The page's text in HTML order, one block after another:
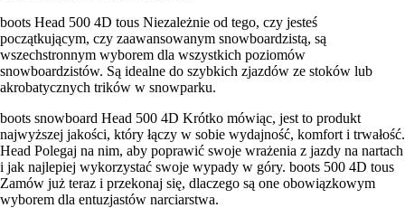
boots Head 500 4D tous Niezależnie od tego, czy jesteś
początkującym, czy zaawansowanym snowboardzistą, są
wszechstronnym wyborem dla wszystkich poziomów
snowboardzistów. Są idealne do szybkich zjazdów ze stoków lub
akrobatycznych trików w snowparku.
boots snowboard Head 500 4D Krótko mówiąc, jest to produkt
najwyższej jakości, który łączy w sobie wydajność, komfort i trwałość.
Head Polegaj na nim, aby poprawić swoje wrażenia z jazdy na nartach
i jak najlepiej wykorzystać swoje wypady w góry. boots 500 4D tous
Zamów już teraz i przekonaj się, dlaczego są one obowiązkowym
wyborem dla entuzjastów narciarstwa.